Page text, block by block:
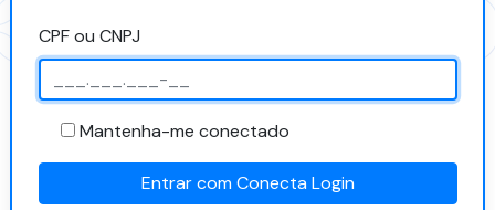
CPF ou CNPJ
Mantenha-me conectado
Entrar com Conecta Login